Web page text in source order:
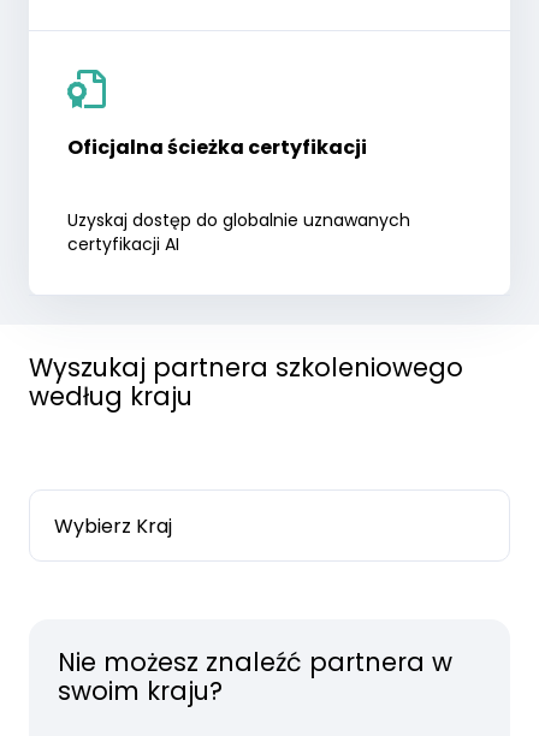
Oficjalna ścieżka certyfikacji
Uzyskaj dostęp do globalnie uznawanych
certyfikacji AI
Wyszukaj partnera szkoleniowego
według kraju
Wybierz Kraj
Nie możesz znaleźć partnera w
swoim kraju?